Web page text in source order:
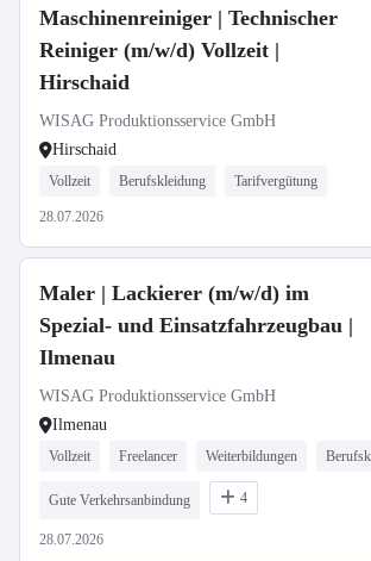
Maschinenreiniger | Technischer
Reiniger (m/w/d) Vollzeit |
Hirschaid
WISAG Produktionsservice GmbH
Hirschaid
Vollzeit Berufskleidung Tarifvergütung
28.07.2026
Maler | Lackierer (m/w/d) im
Spezial- und Einsatzfahrzeugbau |
Ilmenau
WISAG Produktionsservice GmbH
Ilmenau
Vollzeit Freelancer Weiterbildungen
Gute Verkehrsanbindung 4
28.07.2026